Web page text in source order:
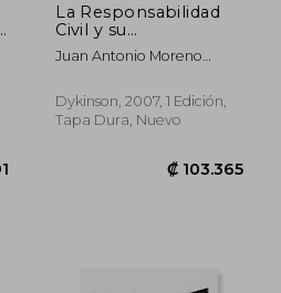
La Responsabilidad
Civil y su
Problematica Actual
Juan Antonio Moreno
Dykinson, 2007, 1 Edición,
Tapa Dura, Nuevo